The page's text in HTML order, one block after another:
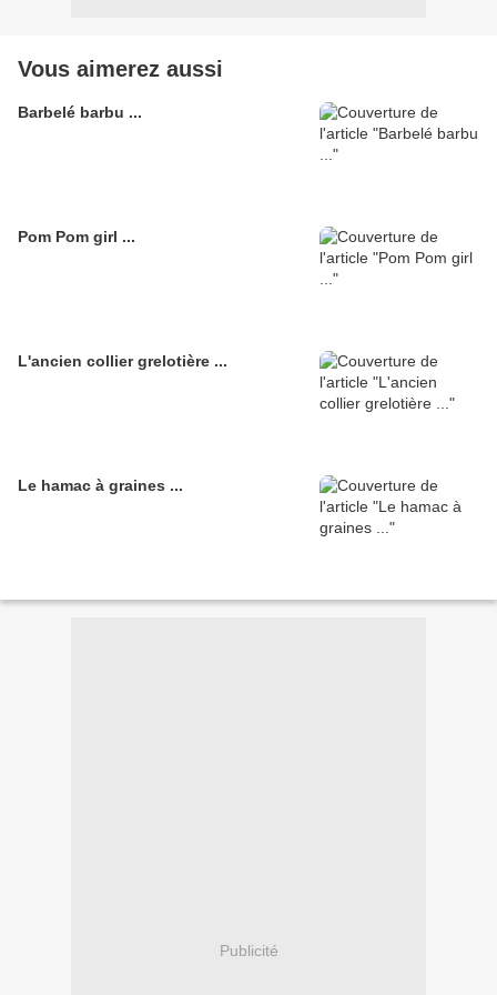
Vous aimerez aussi
Barbelé barbu ...
Pom Pom girl ...
L'ancien collier grelotière ...
Le hamac à graines ...
Publicité